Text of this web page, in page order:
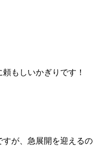
もしいかぎりです！
が、急展開を迎えるの